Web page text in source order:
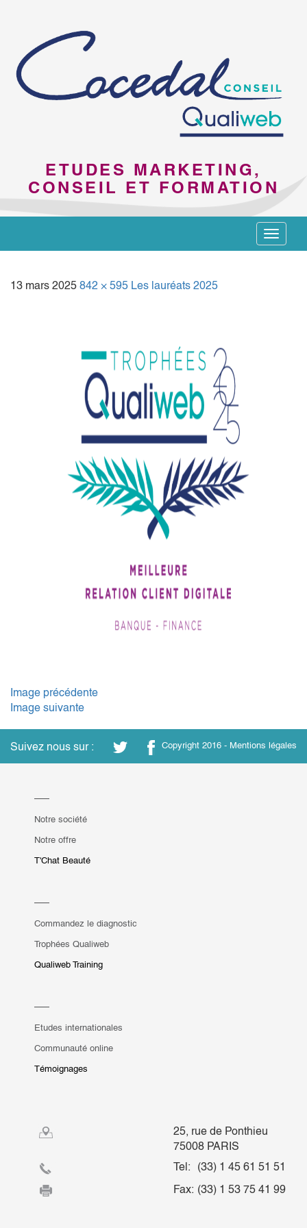
ETUDES MARKETING,
CONSEIL ET FORMATION
Toggle
13 mars 2025 842 × 595 Les lauréats 2025
Image précédente
Image suivante
Suivez nous sur : Copyright 2016 - Mentions légales
Notre société
Notre offre
T'Chat Beauté
Commandez le diagnostic
Trophées Qualiweb
Qualiweb Training
Etudes internationales
Communauté online
Témoignages
25, rue de Ponthieu
75008 PARIS
Tel:
(33) 1 45 61 51 51
Fax: (33) 1 53 75 41 99